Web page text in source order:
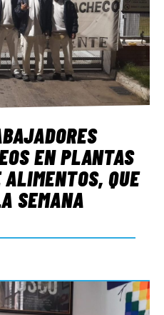
EN PLANTAS
ALIMENTOS, QUE
SEMANA